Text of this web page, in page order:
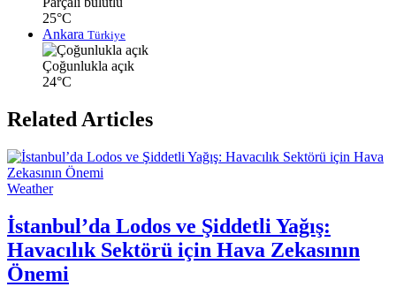
25°C
Ankara Türkiye
Çoğunlukla açık
24°C
Related Articles
Weather
İstanbul’da Lodos ve Şiddetli Yağış:
Havacılık Sektörü için Hava Zekasının
Önemi